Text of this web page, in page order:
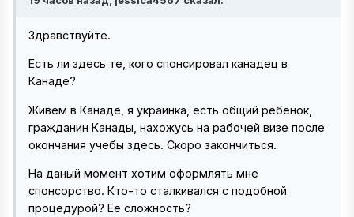
Здравствуйте.
Есть ли здесь те, кого спонсировал канадец в
Канаде?
Живем в Канаде, я украинка, есть общий ребенок,
гражданин Канады, нахожусь на рабочей визе после
окончания учебы здесь. Скоро закончиться.
На даный момент хотим оформлять мне
спонсорство. Кто-то сталкивался с подобной
процедурой? Ее сложность?